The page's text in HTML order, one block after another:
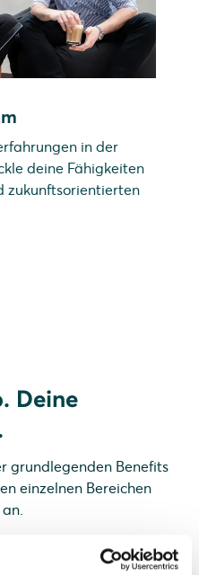
in der
deine Fähigkeiten
zukunftsorientierten
Deine
grundlegenden Benefits
einzelnen Bereichen